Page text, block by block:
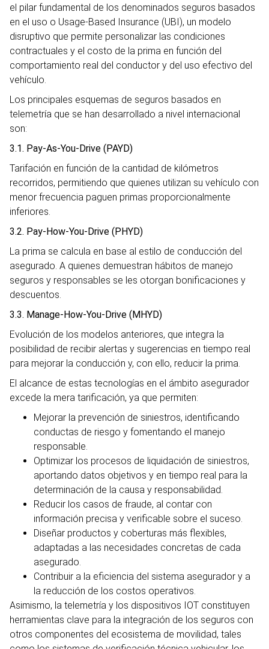
el pilar fundamental de los denominados seguros basados
en el uso o Usage-Based Insurance (UBI), un modelo
disruptivo que permite personalizar las condiciones
contractuales y el costo de la prima en función del
comportamiento real del conductor y del uso efectivo del
vehículo.
Los principales esquemas de seguros basados en
telemetría que se han desarrollado a nivel internacional
son:
3.1. Pay-As-You-Drive (PAYD)
Tarifación en función de la cantidad de kilómetros
recorridos, permitiendo que quienes utilizan su vehículo con
menor frecuencia paguen primas proporcionalmente
inferiores.
3.2. Pay-How-You-Drive (PHYD)
La prima se calcula en base al estilo de conducción del
asegurado. A quienes demuestran hábitos de manejo
seguros y responsables se les otorgan bonificaciones y
descuentos.
3.3. Manage-How-You-Drive (MHYD)
Evolución de los modelos anteriores, que integra la
posibilidad de recibir alertas y sugerencias en tiempo real
para mejorar la conducción y, con ello, reducir la prima.
El alcance de estas tecnologías en el ámbito asegurador
excede la mera tarificación, ya que permiten:
Mejorar la prevención de siniestros, identificando
conductas de riesgo y fomentando el manejo
responsable.
Optimizar los procesos de liquidación de siniestros,
aportando datos objetivos y en tiempo real para la
determinación de la causa y responsabilidad.
Reducir los casos de fraude, al contar con
información precisa y verificable sobre el suceso.
Diseñar productos y coberturas más flexibles,
adaptadas a las necesidades concretas de cada
asegurado.
Contribuir a la eficiencia del sistema asegurador y a
la reducción de los costos operativos.
Asimismo, la telemetría y los dispositivos IOT constituyen
herramientas clave para la integración de los seguros con
otros componentes del ecosistema de movilidad, tales